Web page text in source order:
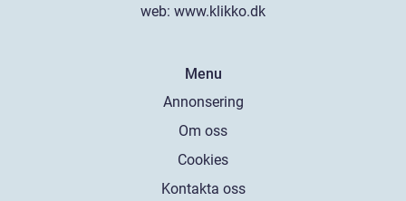
web: www.klikko.dk
Menu
Annonsering
Om oss
Cookies
Kontakta oss